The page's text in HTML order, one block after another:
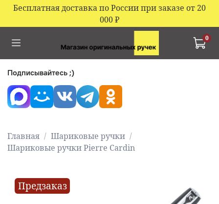
Бесплатная доставка по России при заказе от 20
000₽
0
Главная
Шариковые ручки
Шариковые ручки Pierre Cardin
Предзаказ
Подписывайтесь ;)